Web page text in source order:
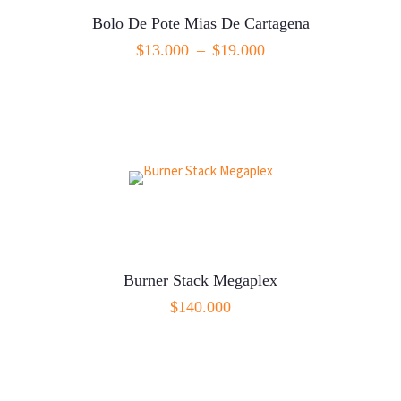
Bolo De Pote Mias De Cartagena
$13.000 – $19.000
Burner Stack Megaplex
$140.000